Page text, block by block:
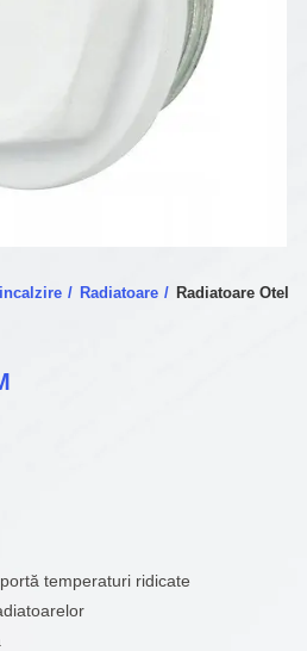
Radiatoare Radiatoare Otel
temperaturi ridicate